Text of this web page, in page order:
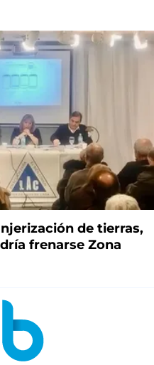
de tierras,
frenarse Zona